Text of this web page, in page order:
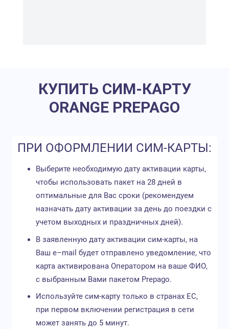
КУПИТЬ СИМ-КАРТУ
ORANGE PREPAGO
ПРИ ОФОРМЛЕНИИ СИМ-КАРТЫ:
Выберите необходимую дату активации карты,
чтобы использовать пакет на 28 дней в
оптимальные для Вас сроки (рекомендуем
назначать дату активации за день до поездки с
учетом выходных и праздничных дней).
В заявленную дату активации сим-карты, на
Ваш e–mail будет отправлено уведомление, что
карта активирована Оператором на ваше ФИО,
с выбранным Вами пакетом Prepago.
Используйте сим-карту только в странах ЕС,
при первом включении регистрация в сети
может занять до 5 минут.